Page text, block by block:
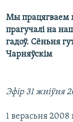
Мы працягваем
прагучалі на
гадоў. Сёньня
Чарняўскім
Эфір 31 жніўня
1 верасьня 2008